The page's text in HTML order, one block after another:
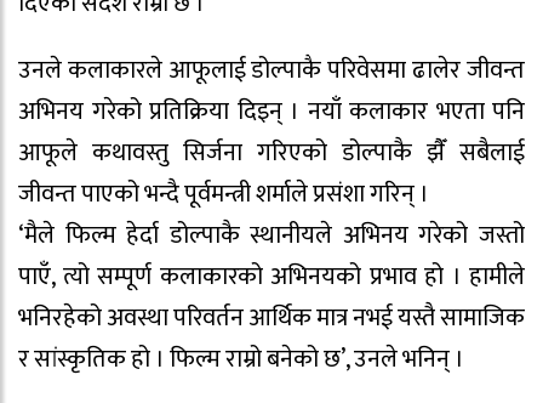
उनले कलाकारले आफूलाई डोल्पाकै परिवेसमा ढालेर जीवन्त
अभिनय गरेको प्रतिक्रिया दिइन् । नयाँ कलाकार भएता पनि
आफूले कथावस्तु सिर्जना गरिएको डोल्पाकै झैँ सबैलाई
जीवन्त पाएको भन्दै पूर्वमन्त्री शर्माले प्रसंशा गरिन् ।
‘मैले फिल्म हेर्दा डोल्पाकै स्थानीयले अभिनय गरेको जस्तो
पाएँ, त्यो सम्पूर्ण कलाकारको अभिनयको प्रभाव हो । हामीले
भनिरहेको अवस्था परिवर्तन आर्थिक मात्र नभई यस्तै सामाजिक
र सांस्कृतिक हो । फिल्म राम्रो बनेको छ’, उनले भनिन् ।